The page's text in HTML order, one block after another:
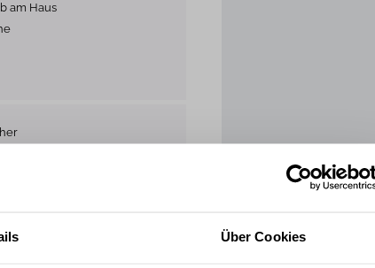
Über Cookies
am Haus